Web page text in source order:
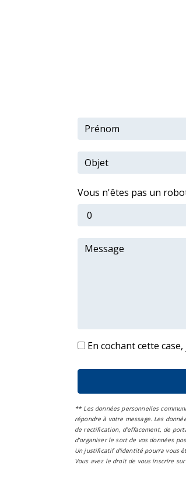
Vous n'êtes pas un
En cochant cette
** Les données personnelles
répondre à votre message. Les
de rectification, d’effacement, de
d’organiser le sort de vos données
Un justificatif d'identité pourra vous
Vous avez le droit de vous inscrire